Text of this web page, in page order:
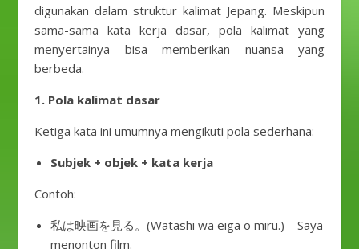
digunakan dalam struktur kalimat Jepang. Meskipun
sama-sama kata kerja dasar, pola kalimat yang
menyertainya bisa memberikan nuansa yang
berbeda.
1. Pola kalimat dasar
Ketiga kata ini umumnya mengikuti pola sederhana:
Subjek + objek + kata kerja
Contoh:
私は映画を見る。(Watashi wa eiga o miru.) – Saya
menonton film.